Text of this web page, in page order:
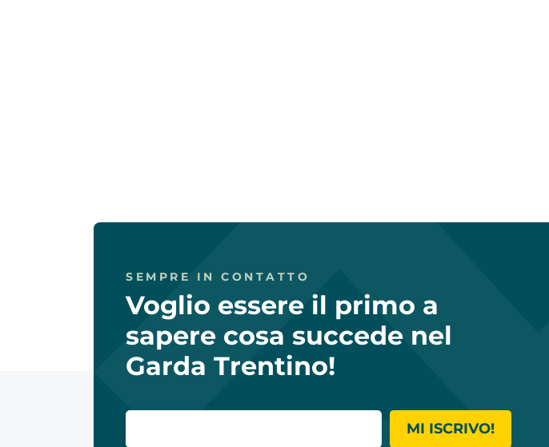
SEMPRE IN CONTATTO
Voglio essere il primo a
sapere cosa succede nel
Garda Trentino!
MI ISCRIVO!